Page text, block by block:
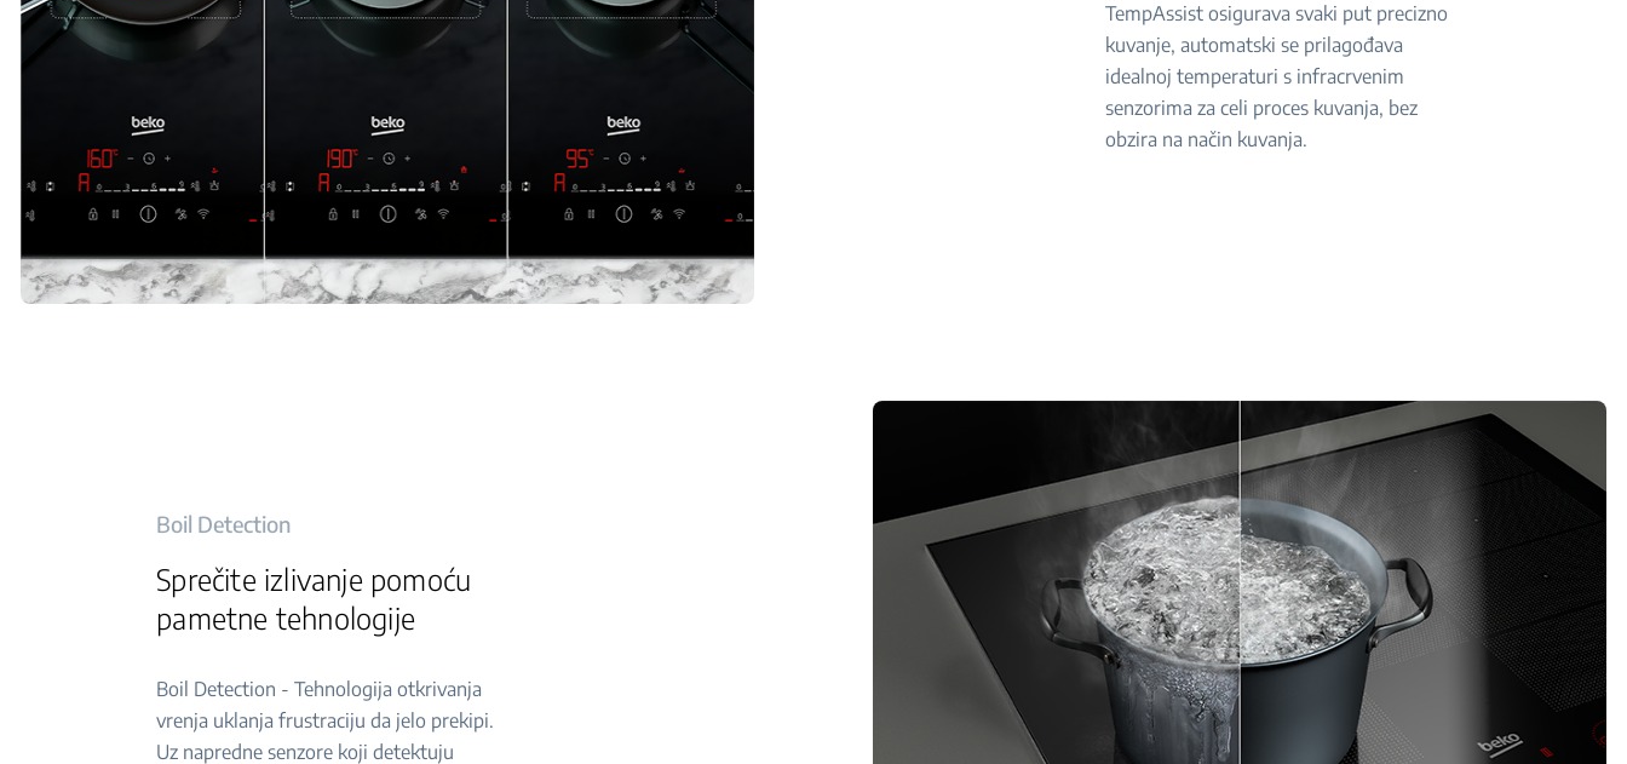
TempAssist osigurava svaki put precizno
kuvanje, automatski se prilagođava
idealnoj temperaturi s infracrvenim
senzorima za celi proces kuvanja, bez
obzira na način kuvanja.
Boil Detection
Sprečite izlivanje pomoću
pametne tehnologije
Boil Detection - Tehnologija otkrivanja
vrenja uklanja frustraciju da jelo prekipi.
Uz napredne senzore koji detektuju